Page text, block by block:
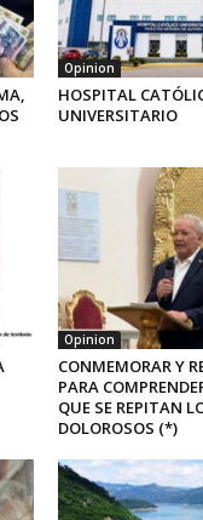
Opinion
HOSPITAL
UNIVERSITARIO
Opinion
CONMEMORAR Y
PARA
QUE SE REPITAN
DOLOROSOS (*)